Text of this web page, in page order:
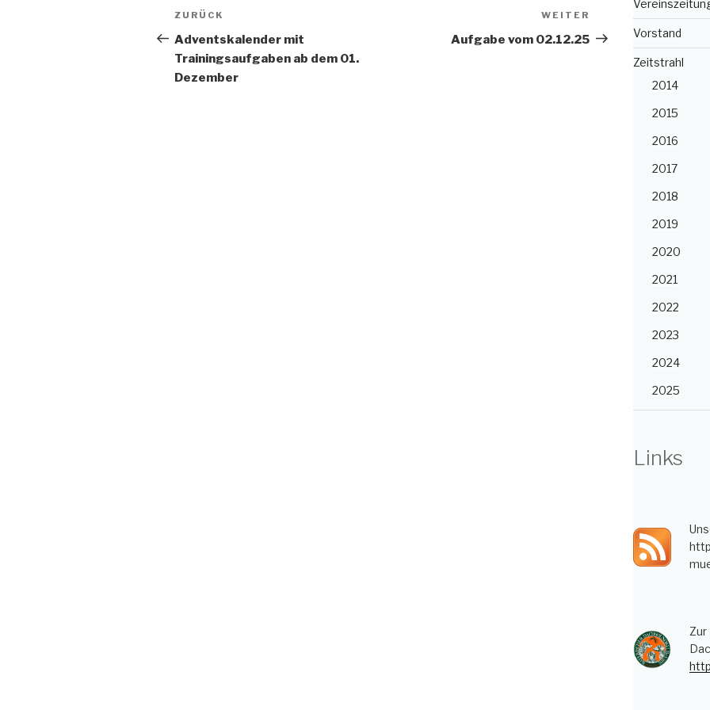
Beitragsnavigation
Vorheriger
Beitrag
ZURÜCK
Adventskalender mit
Trainingsaufgaben ab dem 01.
Dezember
Nächster
Beitrag
WEITER
Aufgabe vom 02.12.25 Vorstand
Zeitstrahl
2014
2015
2016
2017
2018
2019
2020
2021
2022
2023
2024
2025
Links